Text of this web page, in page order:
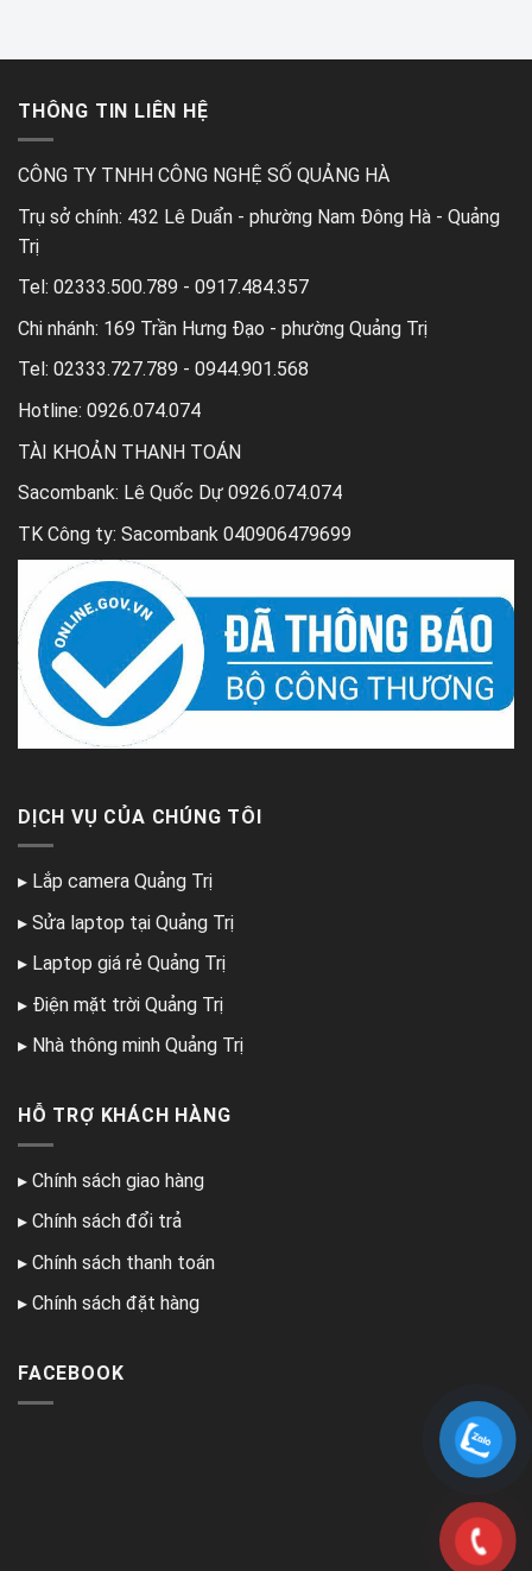
THÔNG TIN LIÊN HỆ
CÔNG TY TNHH CÔNG NGHỆ SỐ QUẢNG HÀ
Trụ sở chính: 432 Lê Duẩn - phường Nam Đông Hà - Quảng
Trị
Tel: 02333.500.789 - 0917.484.357
Chi nhánh: 169 Trần Hưng Đạo - phường Quảng Trị
Tel: 02333.727.789 - 0944.901.568
Hotline: 0926.074.074
TÀI KHOẢN THANH TOÁN
Sacombank: Lê Quốc Dự 0926.074.074
TK Công ty: Sacombank 040906479699
DỊCH VỤ CỦA CHÚNG TÔI
▸ Lắp camera Quảng Trị
▸ Sửa laptop tại Quảng Trị
▸ Laptop giá rẻ Quảng Trị
▸ Điện mặt trời Quảng Trị
▸ Nhà thông minh Quảng Trị
HỖ TRỢ KHÁCH HÀNG
▸ Chính sách giao hàng
▸ Chính sách đổi trả
▸ Chính sách thanh toán
▸ Chính sách đặt hàng
FACEBOOK